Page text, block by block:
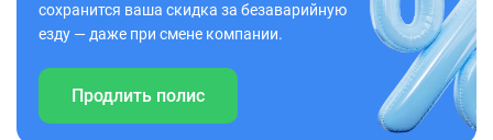
сохранится ваша скидка за безаварийную
езду — даже при смене компании.
Продлить полис